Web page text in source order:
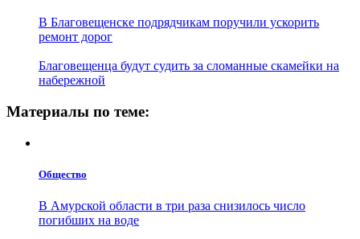
В Благовещенске подрядчикам поручили ускорить
ремонт дорог
Благовещенца будут судить за сломанные скамейки на
набережной
Материалы по теме:
Общество
В Амурской области в три раза снизилось число
погибших на воде